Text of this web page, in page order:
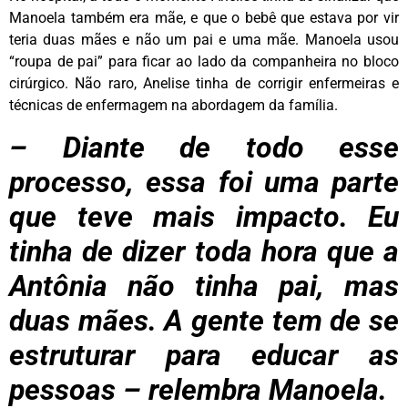
Manoela também era mãe, e que o bebê que estava por vir
teria duas mães e não um pai e uma mãe. Manoela usou
“roupa de pai” para ficar ao lado da companheira no bloco
cirúrgico. Não raro, Anelise tinha de corrigir enfermeiras e
técnicas de enfermagem na abordagem da família.
– Diante de todo esse
processo, essa foi uma parte
que teve mais impacto. Eu
tinha de dizer toda hora que a
Antônia não tinha pai, mas
duas mães. A gente tem de se
estruturar para educar as
pessoas – relembra Manoela.